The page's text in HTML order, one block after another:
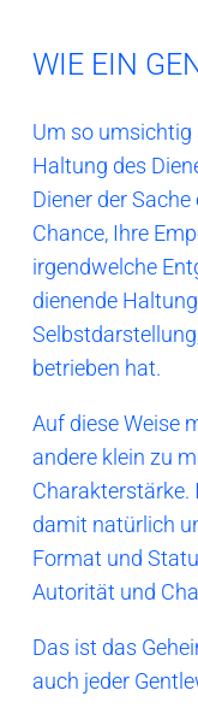
WIE EIN
Um so umsichtig
Haltung des
Diener der
Chance, Ihre
irgendwelche
dienende
betrieben hat.
Auf diese Weise
andere klein zu
Charakterstärke.
damit natürlich
Format und
Autorität und
Das ist das
auch jeder